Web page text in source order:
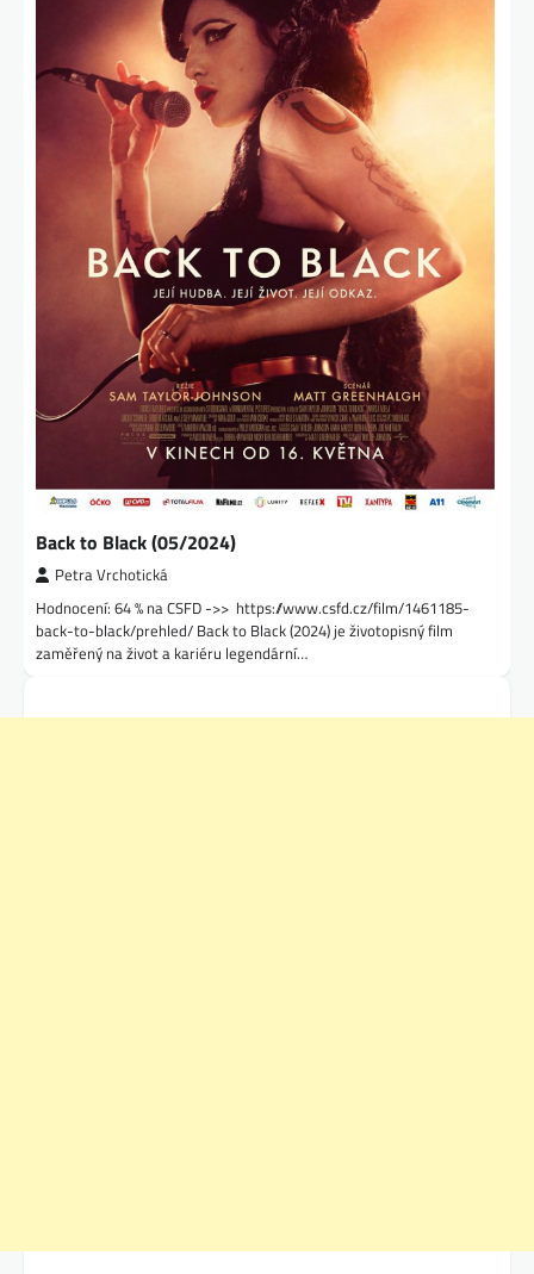
Back to Black (05/2024)
Petra Vrchotická
Hodnocení: 64 % na CSFD ->> https://www.csfd.cz/film/1461185-
back-to-black/prehled/ Back to Black (2024) je životopisný film
zaměřený na život a kariéru legendární…